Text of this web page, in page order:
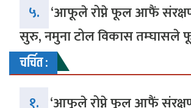
५. ‘आफूले रोप्ने फूल आफैं संरक्षण
सुरु, नमुना टोल विकास तम्घासले
चर्चित :